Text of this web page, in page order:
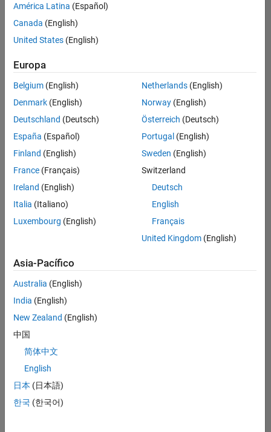
Ordenar por
Guardar
empleos
seleccionados
No se
han
traducido
todos
los
empleos.
Busque
por
ubicación
todos
empleos
en su
zona.
Senior Program Manager
US-MA-Natick
Management |
América Latina (Español)
Canada (English)
United States (English)
Europa
Belgium (English)
Denmark (English)
Deutschland (Deutsch)
España (Español)
Finland (English)
France (Français)
Ireland (English)
Italia (Italiano)
Luxembourg (English)
Netherlands(English)
Norway(English)
Österreich (Deutsch)
Portugal (English)
Sweden (English)
Switzerland
Deutsch
English
Français
United Kingdom(English)
Asia-Pacífico
Australia (English)
India (English)
New Zealand (English)
中国
简体中文
English
日本 (日本語)
한국 (한국어)